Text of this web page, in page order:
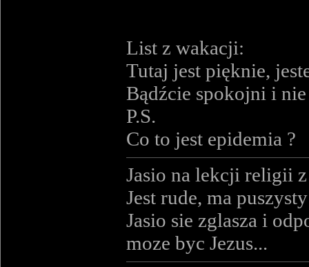
List z wakacji:
Tutaj jest pięknie,
Bądźcie spokojni i
P.S.
Co to jest epidemia ?
Jasio na lekcji religii
Jest rude, ma
Jasio sie zglasza i
moze byc Jezus...